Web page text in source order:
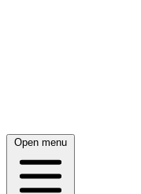
Open menu